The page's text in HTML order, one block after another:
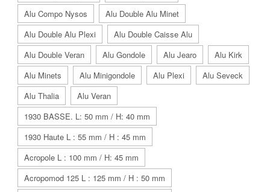
Alu Compo Nysos
Alu Double Alu Minet
Alu Double Alu Plexi
Alu Double Caisse Alu
Alu Double Veran
Alu Gondole Alu Jearo
Alu Kirk
Alu Minets
Alu Minigondole Alu Plexi
Alu Seveck
Alu Thalia
Alu Veran
1930 BASSE. L: 50 mm / H: 40 mm
1930 Haute L : 55 mm / H : 45 mm
Acropole L : 100 mm / H: 45 mm
Acropomod 125 L : 125 mm / H : 50 mm